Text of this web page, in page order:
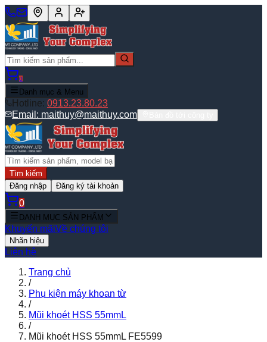
0
Danh mục & Menu
Hotline: 0913.23.80.23
Email: maithuy@maithuy.com
Tìm kiếm
Đăng nhập
Đăng ký tài khoản
0
DANH MỤC SẢN PHẨM
Khuyến mãiVề chúng tôi
Nhãn hiệu
Liên hệ
Trang chủ
/
Phụ kiện máy khoan từ
/
Mũi khoét HSS 55mmL
/
Mũi khoét HSS 55mmL FE5599